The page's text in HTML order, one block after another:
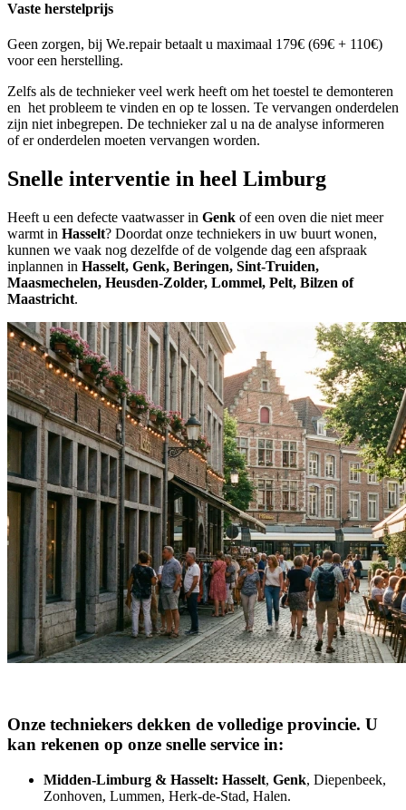
Vaste herstelprijs
Geen zorgen, bij We.repair betaalt u maximaal 179€ (69€ + 110€)
voor een herstelling.
Zelfs als de technieker veel werk heeft om het toestel te demonteren
en het probleem te vinden en op te lossen. Te vervangen onderdelen
zijn niet inbegrepen. De technieker zal u na de analyse informeren
of er onderdelen moeten vervangen worden.
Snelle interventie in heel Limburg
Heeft u een defecte vaatwasser in Genk of een oven die niet meer
warmt in Hasselt? Doordat onze techniekers in uw buurt wonen,
kunnen we vaak nog dezelfde of de volgende dag een afspraak
inplannen in Hasselt, Genk, Beringen, Sint-Truiden,
Maasmechelen, Heusden-Zolder, Lommel, Pelt, Bilzen of
Maastricht.
Onze techniekers dekken de volledige provincie. U
kan rekenen op onze snelle service in:
Midden-Limburg & Hasselt: Hasselt, Genk, Diepenbeek,
Zonhoven, Lummen, Herk-de-Stad, Halen.